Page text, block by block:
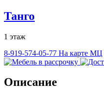
Танго
1 этаж
8-919-574-05-77 На карте МЦ
Описание